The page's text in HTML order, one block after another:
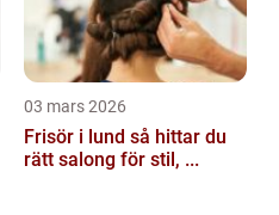
03 mars 2026
Frisör i lund så hittar du
rätt salong för stil, ...